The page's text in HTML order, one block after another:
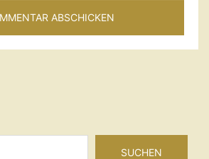
SUCHEN